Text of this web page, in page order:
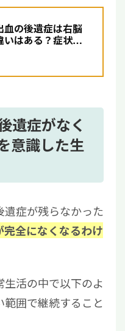
血の後遺症は右脳
いはある？症状か
遺症がなく
意識した生
遺症が残らなかった
全になくなるわけ
活の中で以下のよ
囲で継続すること